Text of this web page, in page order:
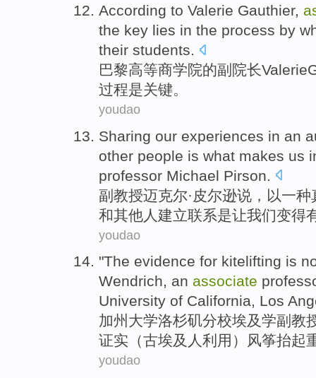
According to Valerie Gauthier,
the key lies in the process by
their students.
巴黎高等商学院的副 院长Valerie
过程是关键。
youdao
Sharing our experiences in an
other people is what makes us
professor Michael Pirson
副教授迈克尔· 皮尔逊说 ， 以一种
和其他人 建立联系是让我们变得
youdao
"The evidence for kitelifting is
Wendrich, an associate
University of California, Los
加州 大学洛杉矶分校埃及学副教
证实（古埃及人利用）风筝抬起
youdao